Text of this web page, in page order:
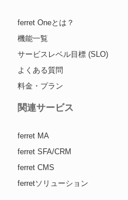
ferret Oneとは？
機能一覧
サービスレベル目標 (SLO)
よくある質問
料金・プラン
関連サービス
ferret MA
ferret SFA/CRM
ferret CMS
ferretソリューション